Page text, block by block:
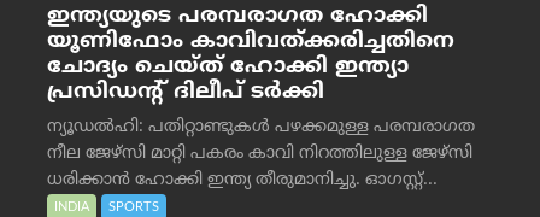
ഇന്ത്യയുടെ പരമ്പരാഗത ഹോക്കി
യൂണിഫോം കാവിവത്ക്കരിച്ചതിനെ
ചോദ്യം ചെയ്ത് ഹോക്കി ഇന്ത്യാ
പ്രസിഡന്റ് ദിലീപ് ടര്‍ക്കി
ന്യൂഡൽഹി: പതിറ്റാണ്ടുകൾ പഴക്കമുള്ള പരമ്പരാഗത
നീല ജേഴ്‌സി മാറ്റി പകരം കാവി നിറത്തിലുള്ള ജേഴ്‌സി
ധരിക്കാൻ ഹോക്കി ഇന്ത്യ തീരുമാനിച്ചു. ഓഗസ്റ്റ്...
INDIA SPORTS